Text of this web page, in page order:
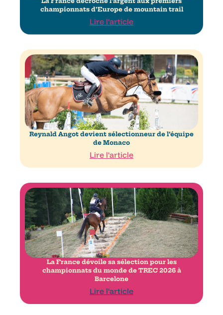
championnats d’Europe de mountain trail
Lire l'article
Reynald Angot devient sélectionneur de l’équipe
de Monaco
Lire l'article
La France dévoile sa sélection pour les
championnats du monde de TREC 2026 à
Barcelone
Lire l'article